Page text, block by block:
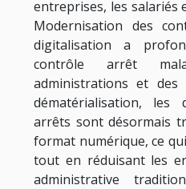
entreprises, les salariés
Modernisation des
digitalisation a
contrôle arrêt
administrations et des
dématérialisation, les
arrêts sont désormais
format numérique, ce
tout en réduisant les
administrative